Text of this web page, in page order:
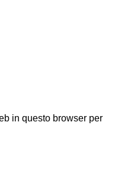
in questo browser per